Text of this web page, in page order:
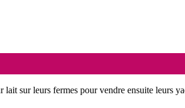
sur leurs fermes pour vendre ensuite leurs